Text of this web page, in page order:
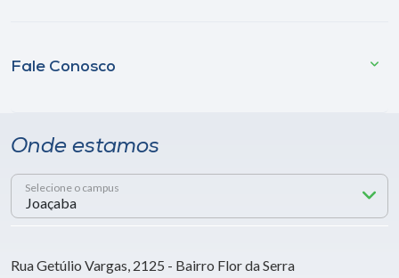
Fale Conosco
Onde estamos
Selecione o campus
Rua Getúlio Vargas, 2125 - Bairro Flor da Serra